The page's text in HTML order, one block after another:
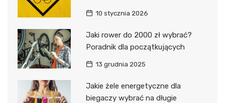
10 stycznia 2026
Jaki rower do 2000 zł wybrać?
Poradnik dla początkujących
13 grudnia 2025
Jakie żele energetyczne dla
biegaczy wybrać na długie